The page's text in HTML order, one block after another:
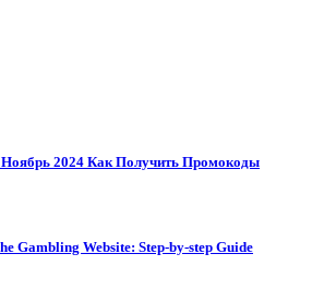
2024 Как Получить Промокоды
Gambling Website: Step-by-step Guide